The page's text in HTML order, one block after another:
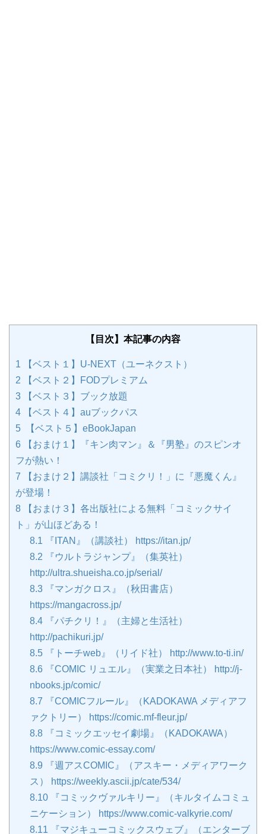
【目次】本記事の内容
1 【ベスト１】U-NEXT（ユーネクスト）
2 【ベスト２】FODプレミアム
3 【ベスト３】ブック放題
4 【ベスト４】auブックパス
5 【ベスト５】eBookJapan
6 【おまけ１】『キン肉マン』＆『男塾』のスピンオ
フが熱い！
7 【おまけ２】講談社「コミクリ！」に『悪魔くん』
が登場！
8 【おまけ３】各出版社による無料「コミックサイ
ト」が山ほどある！
8.1 『ITAN』（講談社） https://itan.jp/
8.2 『ウルトラジャンプ』（集英社）
http://ultra.shueisha.co.jp/serial/
8.3 『マンガクロス』（秋田書店）
https://mangacross.jp/
8.4 『パチクリ！』（主婦と生活社）
http://pachikuri.jp/
8.5 『トーチweb』（リイド社） http://www.to-ti.in/
8.6 『COMIC リュエル』（実業之日本社） http://j-
nbooks.jp/comic/
8.7 『COMICフルール』（KADOKAWA メディアフ
ァクトリー） https://comic.mf-fleur.jp/
8.8 『コミックエッセイ劇場』（KADOKAWA）
https://www.comic-essay.com/
8.9 『週アスCOMIC』（アスキー・メディアワーク
ス） https://weekly.ascii.jp/cate/534/
8.10 『コミックヴァルキリー』（キルタイムコミュ
ニケーション） https://www.comic-valkyrie.com/
8.11 『マジキューコミックスウェブ』（エンターブ